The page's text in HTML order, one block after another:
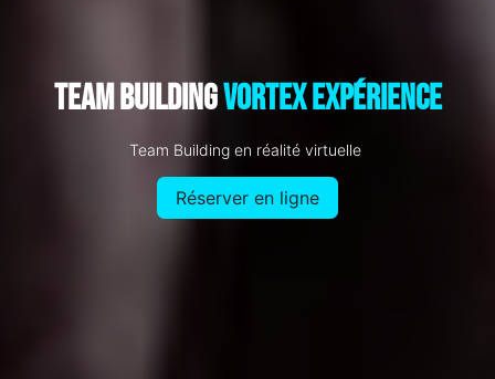
Team BuildingVortex Expérience
Team Building en réalité virtuelle
Réserver en ligne